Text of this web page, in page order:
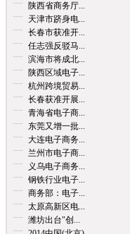
陕西省商务厅...
天津市跻身电...
长春市获准开...
任志强反驳马...
滨海市将成北...
陕西区域电子...
杭州跨境贸易...
长春获准开展...
青海省电子商...
东莞又增一批...
大连电子商务...
兰州市电子商...
义乌电子商务...
钢铁行业电子...
商务部：电子...
太原高新区电...
潍坊出台"创...